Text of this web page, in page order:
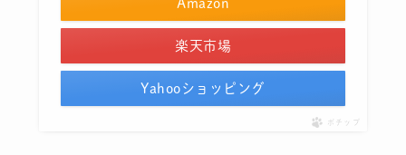
Amazon
楽天市場
Yahooショッピング
ポチップ